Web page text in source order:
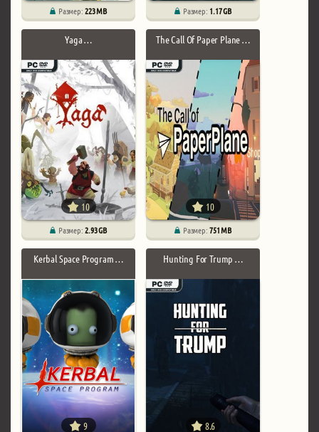
Размер:223 MB Размер: 1.17 GB
Yaga …
10
Размер:2.93 GB
The Call Of Paper Plane …
10
Размер:751 MB
Kerbal Space Program …
9
Hunting For Trump …
8.6